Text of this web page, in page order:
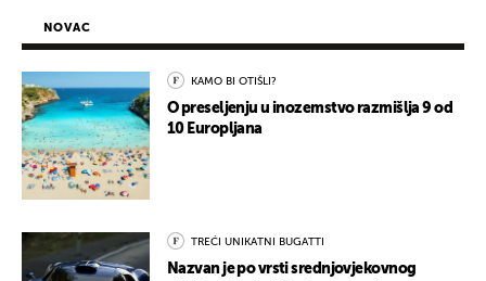
NOVAC
KAMO BI OTIŠLI?
O preseljenju u inozemstvo razmišlja 9 od
10 Europljana
TREĆI UNIKATNI BUGATTI
Nazvan je po vrsti srednjovjekovnog